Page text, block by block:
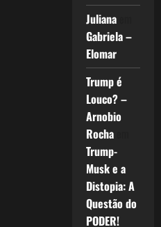
Julianaem
Gabriela –
Elomar
Trump é
Louco? –
Arnobio
Rochaem
Trump-
Musk e a
Distopia: A
Questão do
PODER!